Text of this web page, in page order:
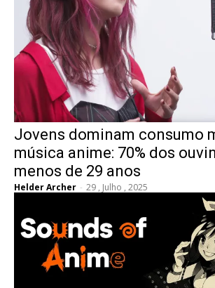
Jovens dominam consumo
música anime: 70% dos
menos de 29 anos
Helder Archer - 29 , Julho , 2025